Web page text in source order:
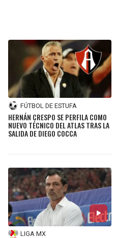
FÚTBOL DE ESTUFA
HERNÁN CRESPO SE PERFILA COMO
NUEVO TÉCNICO DEL ATLAS TRAS LA
SALIDA DE DIEGO COCCA
LIGA MX